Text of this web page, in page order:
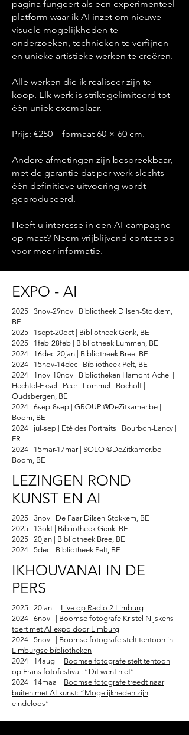
pagina fungeert als een experimenteel
platform waar ik AI inzet om nieuwe
visuele mogelijkheden te
onderzoeken, technieken te verfijnen
en unieke artistieke werken te creëren.
Alle werken die ik realiseer zijn te
koop. Elk werk is strikt gelimiteerd tot
één uniek exemplaar.
Prijs: €250 – formaat 60 × 60 cm.
Andere afmetingen zijn bespreekbaar,
met de garantie dat per werk slechts
één definitieve uitvoering wordt
geproduceerd.
Heeft u interesse in een AI-campagne
op maat? Neem vrijblijvend contact op
voor meer informatie.
EXPO - AI
2025 | 3nov-29nov | Bibliotheek Dilsen-Stokkem,
BE
2025 | 1sept-20oct | Bibliotheek Genk, BE
2025 | 1feb-28feb | Bibliotheek Lummen, BE
2024 | 16dec-20jan | Bibliotheek Bree, BE
2024 | 15nov-14dec | Bibliotheek Pelt, BE
2024 | 1nov-10nov | Bibliotheken Hamont-Achel |
Hechtel-Eksel | Peer | Lommel | Bocholt |
Oudsbergen, BE
2024 | 6sep-8sep | GROUP @DeZitkamer.be |
Boom, BE
2024 | jul-sep | Eté des Portraits | Bourbon-Lancy |
FR
2024 | 15mar-17mar | SOLO @DeZitkamer.be |
Boom​, BE
LEZINGEN ROND
KUNST EN AI
2025 | 3nov | De Faar Dilsen-Stokkem, BE
2025 | 13okt | Bibliotheek Genk, BE
2025 | 20jan | Bibliotheek Bree, BE
2024 | 5dec | Bibliotheek Pelt, BE
IKHOUVANAI IN DE
PERS
2025 | 20jan | Live op Radio 2 Limburg
2024 | 6nov | Boomse fotografe Kristel Nijskens
toert met AI-expo door Limburg
2024 | 5nov | Boomse fotografe stelt tentoon in
Limburgse bibliotheken
2024 | 14aug | Boomse fotografe stelt tentoon
op Frans fotofestival: “Dit went niet”
2024 | 14maa | Boomse fotografe treedt naar
buiten met AI-kunst: “Mogelijkheden zijn
eindeloos”